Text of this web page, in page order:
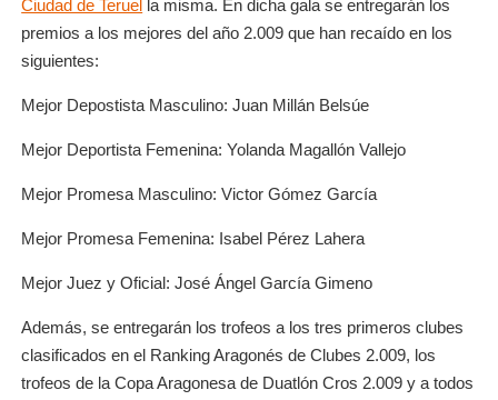
Ciudad de Teruel la misma. En dicha gala se entregarán los
premios a los mejores del año 2.009 que han recaído en los
siguientes:
Mejor Depostista Masculino: Juan Millán Belsúe
Mejor Deportista Femenina: Yolanda Magallón Vallejo
Mejor Promesa Masculino: Victor Gómez García
Mejor Promesa Femenina: Isabel Pérez Lahera
Mejor Juez y Oficial: José Ángel García Gimeno
Además, se entregarán los trofeos a los tres primeros clubes
clasificados en el Ranking Aragonés de Clubes 2.009, los
trofeos de la Copa Aragonesa de Duatlón Cros 2.009 y a todos